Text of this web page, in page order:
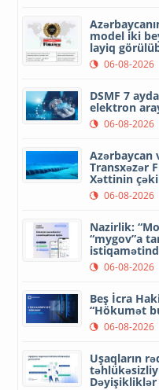
model iki
layiq
06-08-2026
DSMF 7
elektron
06-08-2026
Azərbaycan
Transxəzər
Xəttinin
06-08-2026
Nazirlik:
“mygov”a
06-08-2026
Beş İcra
“Hökumət
06-08-2026
Uşaqların